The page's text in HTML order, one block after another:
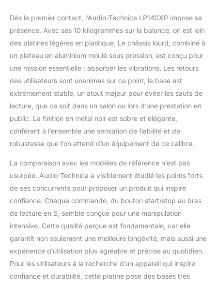
dans des conditions de
: câble RCA détachable
(double RCA male ver
double RCA male),
câble d'alimentation,
contrepoids, feutrine et
capot de protection
amovible
Dès le premier contact, l’Audio-Technica LP140XP impose sa
présence. Avec ses 10 kilogrammes sur la balance, on est loin
des platines légères en plastique. Le châssis lourd, combiné à
un plateau en aluminium moulé sous pression, est conçu pour
une mission essentielle : absorber les vibrations. Les retours
des utilisateurs sont unanimes sur ce point, la base est
extrêmement stable, un atout majeur pour éviter les sauts de
lecture, que ce soit dans un salon ou lors d’une prestation en
public. La finition en métal noir est sobre et élégante,
conférant à l’ensemble une sensation de fiabilité et de
robustesse que l’on attend d’un équipement de ce calibre.
La comparaison avec les modèles de référence n’est pas
usurpée. Audio-Technica a visiblement étudié les points forts
de ses concurrents pour proposer un produit qui inspire
confiance. Chaque commande, du bouton start/stop au bras
de lecture en S, semble conçue pour une manipulation
intensive. Cette qualité perçue est fondamentale, car elle
garantit non seulement une meilleure longévité, mais aussi une
expérience d’utilisation plus agréable et précise au quotidien.
Pour les utilisateurs à la recherche d’un appareil qui inspire
confiance et durabilité, cette platine pose des bases très